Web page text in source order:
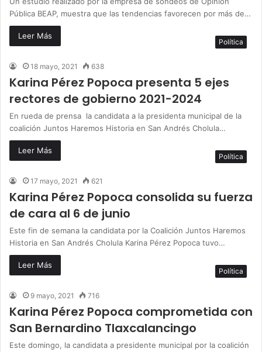
Pública BEAP, muestra que las tendencias favorecen por más de…
Leer Más
Política
18 mayo, 2021 638
Karina Pérez Popoca presenta 5 ejes
rectores de gobierno 2021-2024
En rueda de prensa la candidata a la presidenta municipal de la
coalición Juntos Haremos Historia en San Andrés Cholula…
Leer Más
Política
17 mayo, 2021 621
Karina Pérez Popoca consolida su fuerza
de cara al 6 de junio
Este fin de semana la candidata por la Coalición Juntos Haremos
Historia en San Andrés Cholula Karina Pérez Popoca tuvo…
Leer Más
Política
9 mayo, 2021 716
Karina Pérez Popoca comprometida con
San Bernardino Tlaxcalancingo
Este domingo, la candidata a presidente municipal por la coalición